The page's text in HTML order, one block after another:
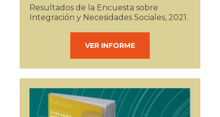
Resultados de la Encuesta sobre
Integración y Necesidades Sociales, 2021.
VER INFORME